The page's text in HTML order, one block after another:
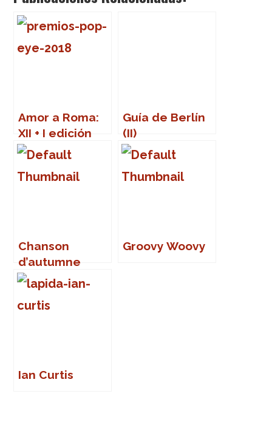
Amor a Roma:
XII + I edición
de los Premios
Guía de Berlín
(II)
Chanson
d’autumne
Groovy Woovy
Ian Curtis